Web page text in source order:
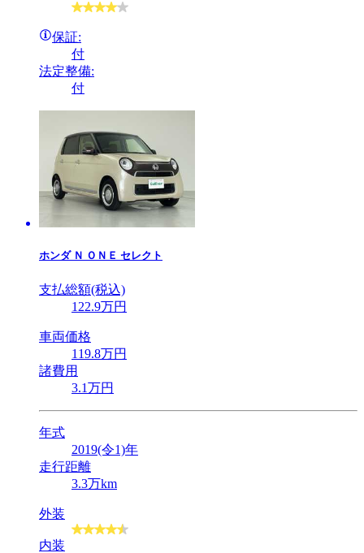
保証:
付
法定整備:
付
ホンダ Ｎ ＯＮＥ セレクト
支払総額(税込)
122.9万円
車両価格
119.8万円
諸費用
3.1万円
年式
2019(令1)年
走行距離
3.3万km
外装
内装